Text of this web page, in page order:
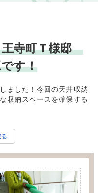
王寺町Ｔ様邸
す！
ました！今回の天井収納
収納スペースを確保する
る